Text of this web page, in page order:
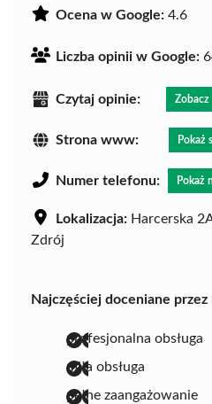
Ocena w Google: 4.6
Liczba opinii w Google:
Czytaj opinie: Zobacz
Strona www: Pokaż
Numer telefonu: Pokaż
Lokalizacja: Harcerska
Zdrój
Najczęściej doceniane
profesjonalna obsługa
miła obsługa
pełne zaangażowanie